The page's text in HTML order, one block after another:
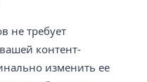
не требует
контент-
изменить ее